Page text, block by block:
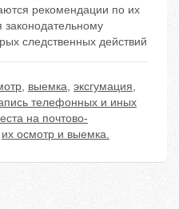
рекомендации по их
следственных действий
, выемка, эксгумация,
телефонных и иных
на почтово-
их осмотр и выемка.